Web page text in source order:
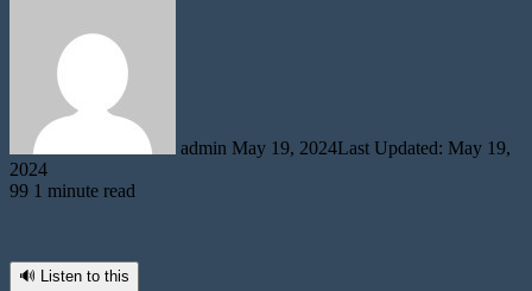
admin May 19, 2024Last Updated: May 19,
2024
99 1 minute read
🔊 Listen to this